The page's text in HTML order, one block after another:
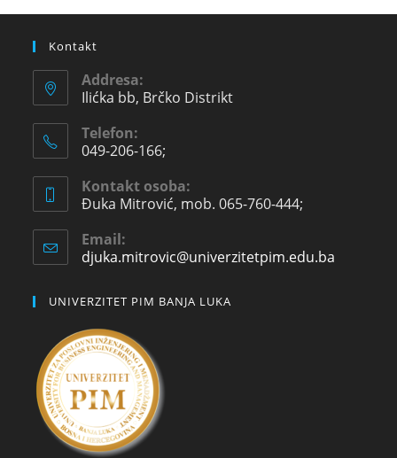
Kontakt
Addresa:
Ilićka bb, Brčko Distrikt
Telefon:
049-206-166;
Kontakt osoba:
Đuka Mitrović, mob. 065-760-444;
Email:
djuka.mitrovic@univerzitetpim.edu.ba
UNIVERZITET PIM BANJA LUKA